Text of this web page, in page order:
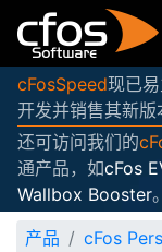
cFosSpeed现已
开发并销售其新版
还可访问我们的
通产品，如cFos
Wallbox Booster。
产品
cFos